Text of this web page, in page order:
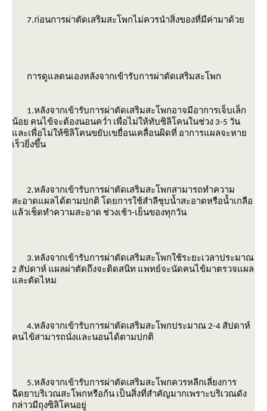
7.ก่อนการผ่าตัดเสริมสะโพกไม่ควรนำสิ่งของที่มีค่ามาด้ว
การดูแลตนเองหลังจากเข้ารับการผ่าตัดเสริมสะโพก
1.หลังจากเข้ารับการผ่าตัดเสริมสะโพกอาจมีอาการเจ็บเล็ก
น้อย คนไข้จะต้องนอนคว่ำ เพื่อไม่ให้ทับซิลิโคนในช่วง 3-5 วัน
ละเพื่อไม่ให้ซิลิโคนขยับเขยื่อนเคลื่อนผิดที่ อาการแผลจะหา
เร็วยิ่งขึ้น
2.หลังจากเข้ารับการผ่าตัดเสริมสะโพกสามารถทำความ
สะอาดแผลได้ตามปกติ โดยการใช้สำลีชุบน้ำสะอาดหรือน้ำเกลือ
ล้วเช็ดทำความสะอาด ช่วงเช้า-เย็นของทุกวัน
3.หลังจากเข้ารับการผ่าตัดเสริมสะโพกใช้ระยะเวลาประมาณ
2 สัปดาห์ แผลผ่าตัดถึงจะติดสนิท แพทย์จะนัดคนไข้มาตรวจแผล
ละตัดไหม
4.หลังจากเข้ารับการผ่าตัดเสริมสะโพกประมาณ 2-4 สัปดาห์
คนไข้สามารถนั่งและนอนได้ตามปกติ
5.หลังจากเข้ารับการผ่าตัดเสริมสะโพกควรหลีกเลี่ยงการ
ฉีดยาบริเวณสะโพกหรือก้น เป็นสิ่งที่สำคัญมากเพราะบริเวณดัง
กล่าวมีถุงซิลิโคนอยู่